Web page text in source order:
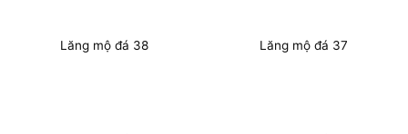
Lăng mộ đá 38 Lăng mộ đá 37